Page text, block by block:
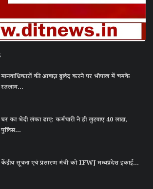
मानवाधिकारों की आवाज़ बुलंद करने पर भोपाल में चमके
रतलाम...
घर का भेदी लंका ढाए: कर्मचारी ने ही लुटवाए 40 लाख,
पुलिस...
केंद्रीय सूचना एवं प्रसारण मंत्री को IFWJ मध्यप्रदेश इकाई...